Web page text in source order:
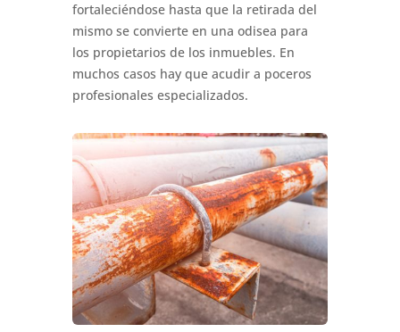
fortaleciéndose hasta que la retirada del
mismo se convierte en una odisea para
los propietarios de los inmuebles. En
muchos casos hay que acudir a poceros
profesionales especializados.